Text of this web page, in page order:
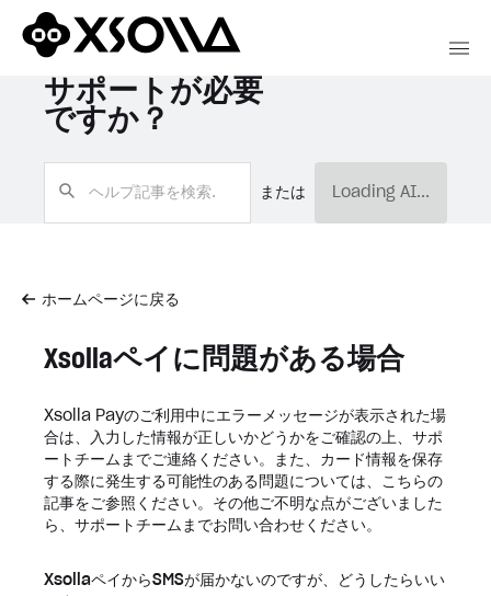
サポートが必要
ですか？
または Loading AI...
ホームページに戻る
Xsollaペイに問題がある場合
Xsolla Payのご利用中にエラーメッセージが表示された場
合は、入力した情報が正しいかどうかをご確認の上、サポ
ートチームまでご連絡ください。また、カード情報を保存
する際に発生する可能性のある問題については、こちらの
記事をご参照ください。その他ご不明な点がございました
ら、サポートチームまでお問い合わせください。
XsollaペイからSMSが届かないのですが、どうしたらいい